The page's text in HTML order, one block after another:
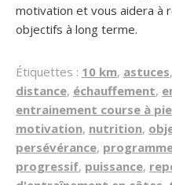
motivation et vous aidera à
objectifs à long terme.
Étiquettes : 10 km, astuces,
distance, échauffement,
entrainement course à
motivation, nutrition,
persévérance,
progressif, puissance,